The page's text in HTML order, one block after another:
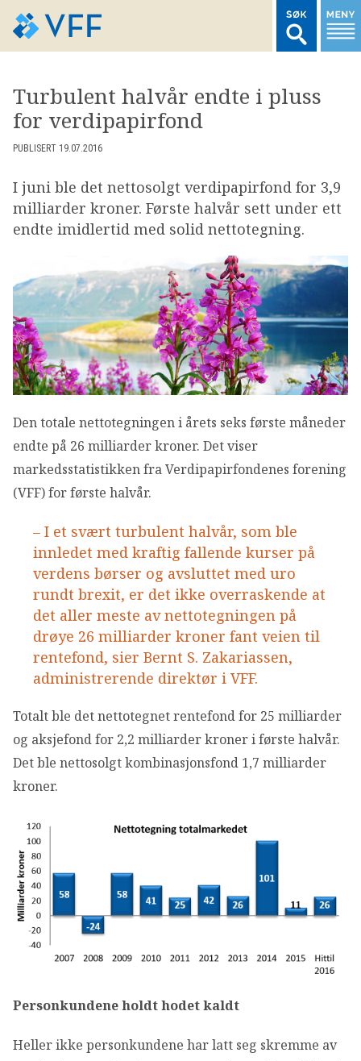
LOGG INN MEDLEMSNETT
MARKEDSSTATISTIKK
FONDSDATA
BRANSJENORMER
AKTUELT
OM VFF
DEN LILLE FONDSHÅNDBOKEN
IN ENGLISH
Turbulent halvår endte i pluss
for verdipapirfond
PUBLISERT 19.07.2016
I juni ble det nettosolgt verdipapirfond for 3,9
milliarder kroner. Første halvår sett under ett
endte imidlertid med solid nettotegning.
Den totale nettotegningen i årets seks første måneder
endte på 26 milliarder kroner. Det viser
markedsstatistikken fra Verdipapirfondenes forening
(VFF) for første halvår.
– I et svært turbulent halvår, som ble
innledet med kraftig fallende kurser på
verdens børser og avsluttet med uro
rundt brexit, er det ikke overraskende at
det aller meste av nettotegningen på
drøye 26 milliarder kroner fant veien til
rentefond, sier Bernt S. Zakariassen,
administrerende direktør i VFF.
Totalt ble det nettotegnet rentefond for 25 milliarder
og aksjefond for 2,2 milliarder kroner i første halvår.
Det ble nettosolgt kombinasjonsfond 1,7 milliarder
kroner.
Personkundene holdt hodet kaldt
Heller ikke personkundene har latt seg skremme av